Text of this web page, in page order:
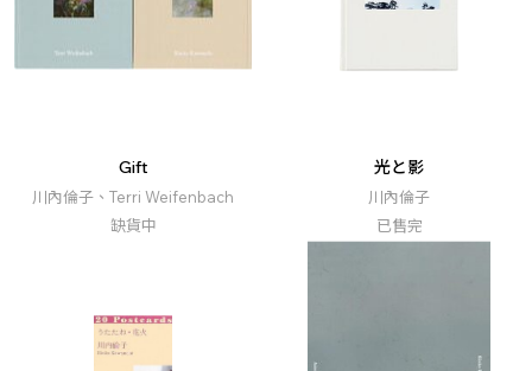
Gift
川內倫子、Terri Weifenbach
缺貨中
光と影
川內倫子
已售完